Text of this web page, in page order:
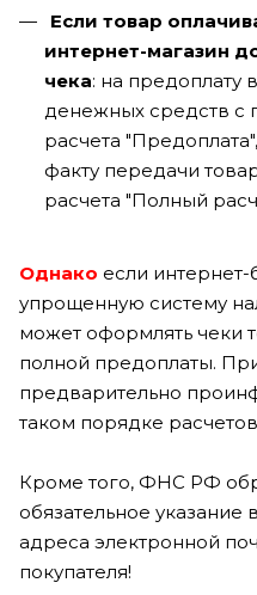
Если товар
интернет-магазин
чека: на предоплату
денежных средств с
расчета
факту передачи
расчета "Полный
Однако если
упрощенную систему
может оформлять чеки
полной предоплаты.
предварительно
таком порядке
Кроме того, ФНС РФ
обязательное указание
адреса электронной
покупателя!